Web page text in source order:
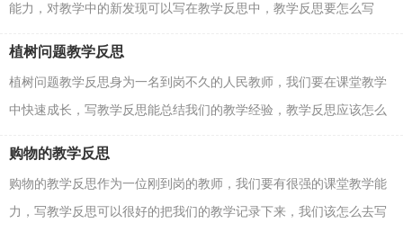
能力，对教学中的新发现可以写在教学反思中，教学反思要怎么写
植树问题教学反思
植树问题教学反思身为一名到岗不久的人民教师，我们要在课堂教学
中快速成长，写教学反思能总结我们的教学经验，教学反思应该怎么
购物的教学反思
购物的教学反思作为一位刚到岗的教师，我们要有很强的课堂教学能
力，写教学反思可以很好的把我们的教学记录下来，我们该怎么去写